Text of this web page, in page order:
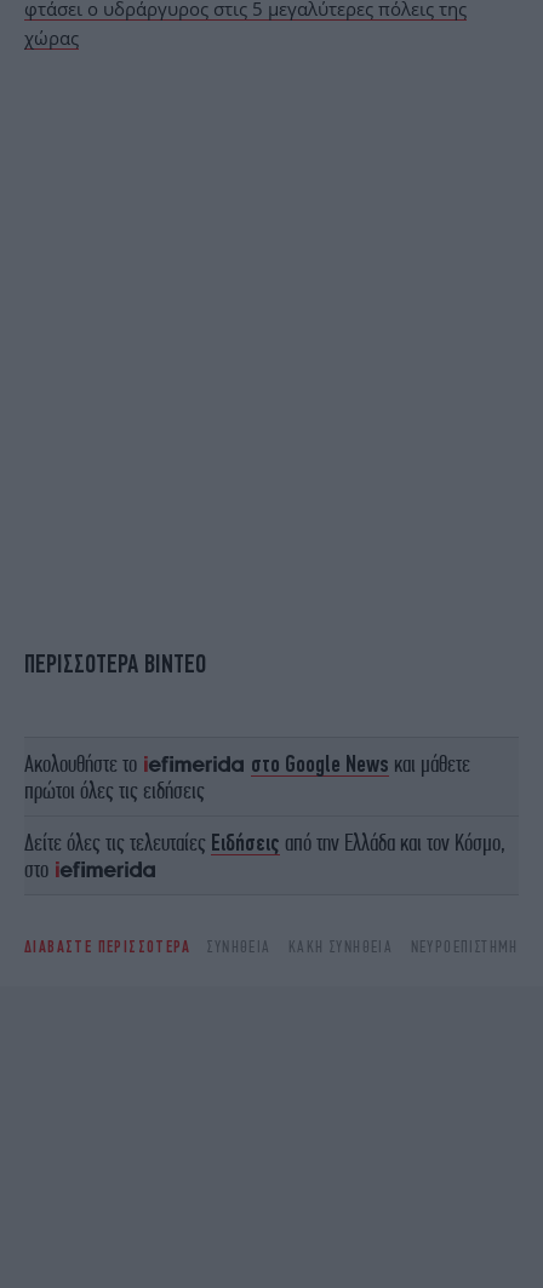
φτάσει ο υδράργυρος στις 5 μεγαλύτερες πόλεις της
χώρας
ΠΕΡΙΣΣΟΤΕΡΑ ΒΙΝΤΕΟ
Ακολουθήστε το στο Google News και μάθετε
πρώτοι όλες τις ειδήσεις
Δείτε όλες τις τελευταίες Ειδήσεις από την Ελλάδα και τον Κόσμο,
στο
ΔΙΑΒΑΣΤΕ ΠΕΡΙΣΣΟΤΕΡΑ ΣΥΝΉΘΕΙΑ ΚΑΚΉ ΣΥΝΉΘΕΙΑ ΝΕΥΡΟΕΠΙΣΤΉΜΗ